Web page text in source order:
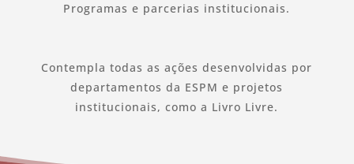
Programas e parcerias institucionais.
Contempla todas as ações desenvolvidas por
departamentos da ESPM e projetos
institucionais, como a Livro Livre.